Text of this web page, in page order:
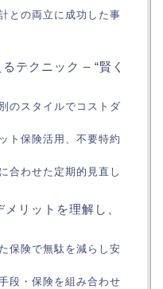
との両立に成功した事
テクニック – “賢く
のスタイルでコストダ
ト保険活用、不要特約
合わせた定期的見直し
リットを理解し、
保険で無駄を減らし安
段・保険を組み合わせ